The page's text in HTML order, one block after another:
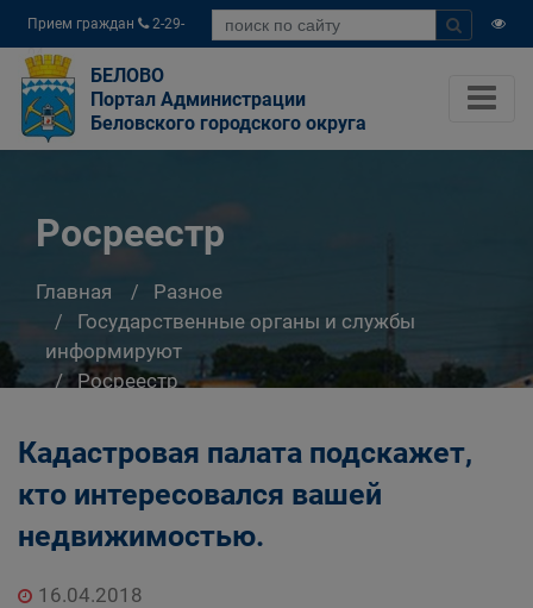
Прием граждан
2-29-
04
БЕЛОВО
Портал Администрации
Беловского городского округа
Росреестр
Главная
Разное
Государственные органы и службы
информируют
Росреестр
Кадастровая палата подскажет,
кто интересовался вашей
недвижимостью.
16.04.2018